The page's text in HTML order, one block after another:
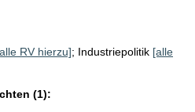
RV hierzu]; Industriepolitik [alle
(1):